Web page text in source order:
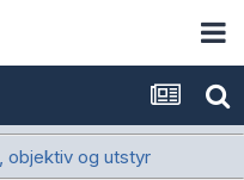
objektiv og utstyr